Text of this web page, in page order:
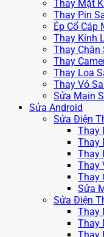
Thay Mặt
Thay Pin
Ép Cổ Cáp
Thay Kính
Thay Chân
Thay
Thay Loa
Thay Vỏ
Sửa Main
Sửa Android
Sửa Điện
Thay
Thay
Thay
Thay
Thay
Sửa
Sửa Điện
Thay
Thay
Thay